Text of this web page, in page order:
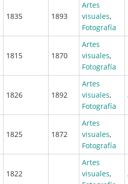
1835 1893
Artes
visuales,
Fotografía
1815 1870
Artes
visuales,
Fotografía
1826 1892
Artes
visuales,
Fotografía
1825 1872
Artes
visuales,
Fotografía
1822
Artes
visuales,